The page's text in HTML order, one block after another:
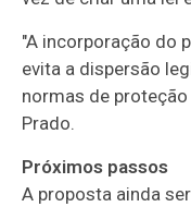
"A incorporação do
evita a dispersão
normas de
Prado.
Próximos passos
A proposta ainda